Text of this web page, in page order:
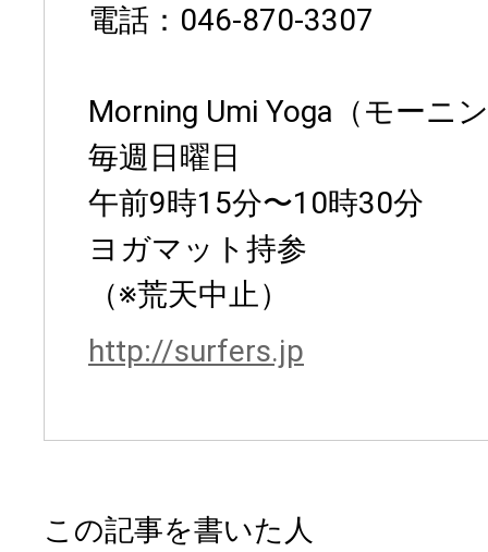
電話：046-870-3307
Morning Umi Yoga（モーニ
毎週日曜日
午前9時15分〜10時30分
ヨガマット持参
（※荒天中止）
http://surfers.jp
この記事を書いた人